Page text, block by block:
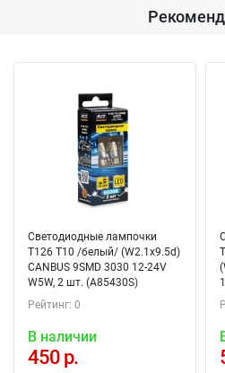
Светодиодные лампочки
T126 T10 /белый/ (W2.1x9.5d)
CANBUS 9SMD 3030 12-24V
W5W, 2 шт. (A85430S)
Рейтинг: 0
В наличии
450 р.